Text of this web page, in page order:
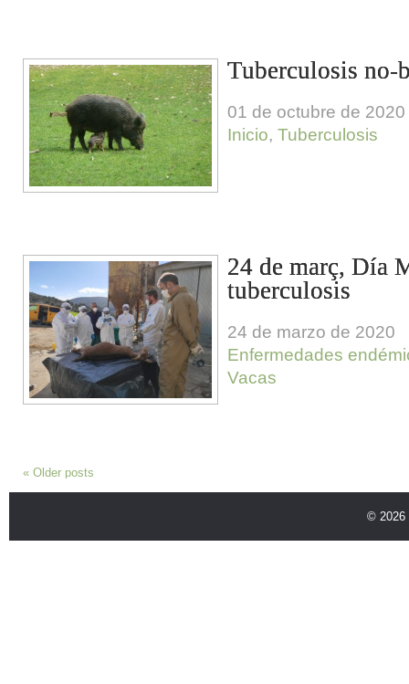
Tuberculosis no-
01 de octubre de 2020
Inicio, Tuberculosis
24 de març, Día
tuberculosis
24 de marzo de 2020
Enfermedades
Vacas
« Older posts
© 2026